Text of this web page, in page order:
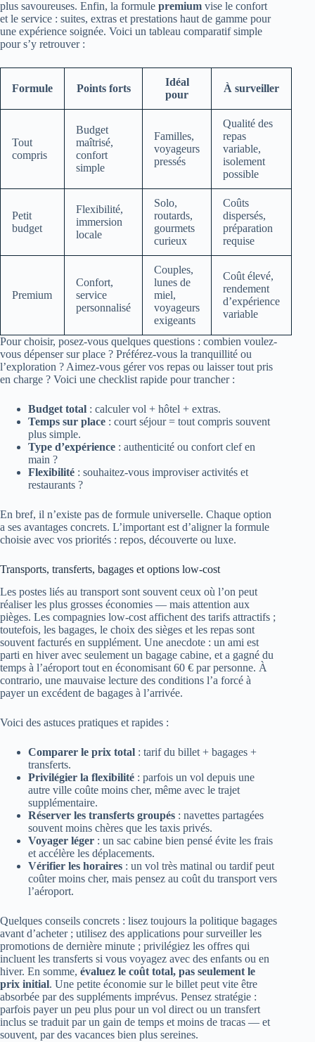
plus savoureuses. Enfin, la formule premium vise le confort
et le service : suites, extras et prestations haut de gamme pour
une expérience soignée. Voici un tableau comparatif simple
pour s’y retrouver :
Formule Points forts
Idéal
pour
À surveiller
Tout
compris
Budget
maîtrisé,
confort
simple
Familles,
voyageurs
pressés
Qualité des
repas
variable,
isolement
possible
Petit
budget
Flexibilité,
immersion
locale
Solo,
routards,
gourmets
curieux
Coûts
dispersés,
préparation
requise
Premium
Confort,
service
personnalisé
Couples,
lunes de
miel,
voyageurs
exigeants
Coût élevé,
rendement
d’expérience
variable
Pour choisir, posez-vous quelques questions : combien voulez-
vous dépenser sur place ? Préférez-vous la tranquillité ou
l’exploration ? Aimez-vous gérer vos repas ou laisser tout pris
en charge ? Voici une checklist rapide pour trancher :
Budget total : calculer vol + hôtel + extras.
Temps sur place : court séjour = tout compris souvent
plus simple.
Type d’expérience : authenticité ou confort clef en
main ?
Flexibilité : souhaitez-vous improviser activités et
restaurants ?
En bref, il n’existe pas de formule universelle. Chaque option
a ses avantages concrets. L’important est d’aligner la formule
choisie avec vos priorités : repos, découverte ou luxe.
Transports, transferts, bagages et options low-cost
Les postes liés au transport sont souvent ceux où l’on peut
réaliser les plus grosses économies — mais attention aux
pièges. Les compagnies low-cost affichent des tarifs attractifs ;
toutefois, les bagages, le choix des sièges et les repas sont
souvent facturés en supplément. Une anecdote : un ami est
parti en hiver avec seulement un bagage cabine, et a gagné du
temps à l’aéroport tout en économisant 60 € par personne. À
contrario, une mauvaise lecture des conditions l’a forcé à
payer un excédent de bagages à l’arrivée.
Voici des astuces pratiques et rapides :
Comparer le prix total : tarif du billet + bagages +
transferts.
Privilégier la flexibilité : parfois un vol depuis une
autre ville coûte moins cher, même avec le trajet
supplémentaire.
Réserver les transferts groupés : navettes partagées
souvent moins chères que les taxis privés.
Voyager léger : un sac cabine bien pensé évite les frais
et accélère les déplacements.
Vérifier les horaires : un vol très matinal ou tardif peut
coûter moins cher, mais pensez au coût du transport vers
l’aéroport.
Quelques conseils concrets : lisez toujours la politique bagages
avant d’acheter ; utilisez des applications pour surveiller les
promotions de dernière minute ; privilégiez les offres qui
incluent les transferts si vous voyagez avec des enfants ou en
hiver. En somme, évaluez le coût total, pas seulement le
prix initial. Une petite économie sur le billet peut vite être
absorbée par des suppléments imprévus. Pensez stratégie :
parfois payer un peu plus pour un vol direct ou un transfert
inclus se traduit par un gain de temps et moins de tracas — et
souvent, par des vacances bien plus sereines.